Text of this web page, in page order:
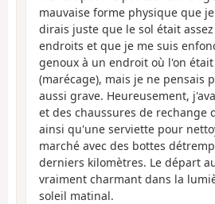
mauvaise forme physique que
dirais juste que le sol était
endroits et que je me suis
genoux à un endroit où l'on
(marécage), mais je ne pensais
aussi grave. Heureusement,
et des chaussures de rechange
ainsi qu'une serviette pour
marché avec des bottes
derniers kilomètres. Le départ
vraiment charmant dans la
soleil matinal.